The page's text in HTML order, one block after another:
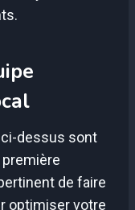
dessus sont
de faire
optimiser votre